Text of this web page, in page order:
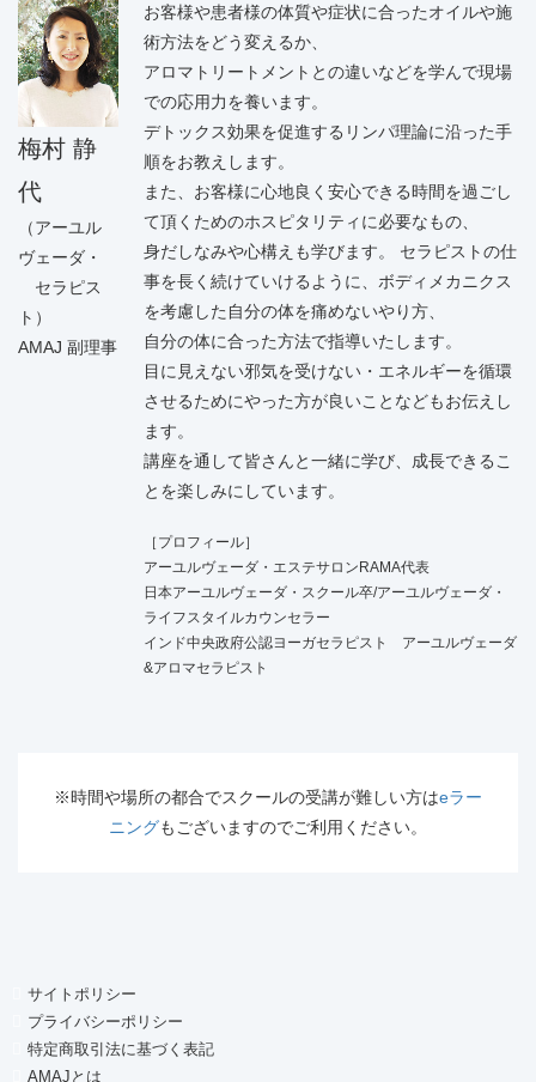
梅村 静
代
（アーユル
ヴェーダ・
セラピス
ト）
AMAJ 副理事
お客様や患者様の体質や症状に合ったオイルや施
術方法をどう変えるか、
アロマトリートメントとの違いなどを学んで現場
での応用力を養います。
デトックス効果を促進するリンパ理論に沿った手
順をお教えします。
また、お客様に心地良く安心できる時間を過ごし
て頂くためのホスピタリティに必要なもの、
身だしなみや心構えも学びます。 セラピストの仕
事を長く続けていけるように、ボディメカニクス
を考慮した自分の体を痛めないやり方、
自分の体に合った方法で指導いたします。
目に見えない邪気を受けない・エネルギーを循環
させるためにやった方が良いことなどもお伝えし
ます。
講座を通して皆さんと一緒に学び、成長できるこ
とを楽しみにしています。
［プロフィール］
アーユルヴェーダ・エステサロンRAMA代表
日本アーユルヴェーダ・スクール卒/アーユルヴェーダ・
ライフスタイルカウンセラー
インド中央政府公認ヨーガセラピスト アーユルヴェーダ
&アロマセラピスト
※時間や場所の都合でスクールの受講が難しい方はeラー
ニングもございますのでご利用ください。
サイトポリシー
プライバシーポリシー
特定商取引法に基づく表記
AMAJとは